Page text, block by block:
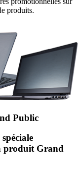
produits.
Public
produit Grand